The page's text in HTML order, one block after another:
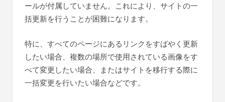
ールが付属していません。これにより、サイトの一
括更新を行うことが困難になります。
特に、すべてのページにあるリンクをすばやく更新
したい場合、複数の場所で使用されている画像をす
べて変更したい場合、またはサイトを移行する際に
一括変更を行いたい場合などです。